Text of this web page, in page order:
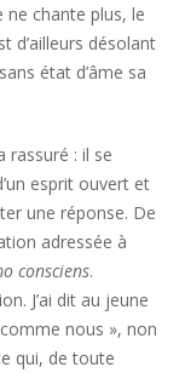
ne chante plus, le
d’ailleurs désolant
état d’âme sa
rassuré : il se
esprit ouvert et
une réponse. De
adressée à
consciens.
J’ai dit au jeune
nous », non
qui, de toute